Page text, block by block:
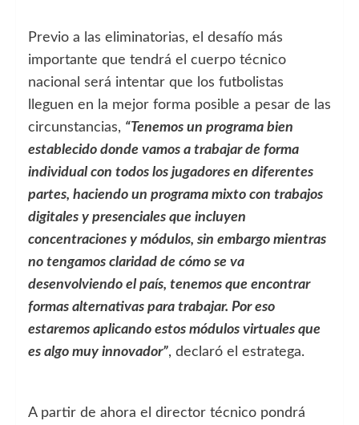
Previo a las eliminatorias, el desafío más
importante que tendrá el cuerpo técnico
nacional será intentar que los futbolistas
lleguen en la mejor forma posible a pesar de las
circunstancias, “Tenemos un programa bien
establecido donde vamos a trabajar de forma
individual con todos los jugadores en diferentes
partes, haciendo un programa mixto con trabajos
digitales y presenciales que incluyen
concentraciones y módulos, sin embargo mientras
no tengamos claridad de cómo se va
desenvolviendo el país, tenemos que encontrar
formas alternativas para trabajar. Por eso
estaremos aplicando estos módulos virtuales que
es algo muy innovador”, declaró el estratega.
A partir de ahora el director técnico pondrá